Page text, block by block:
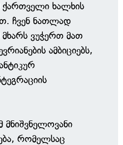
ქართველი ხალხის
ჩვენ ნათლად
ვუჭერთ მათ
ამბიციებს,
მნიშვნელოვანი
რომელსაც